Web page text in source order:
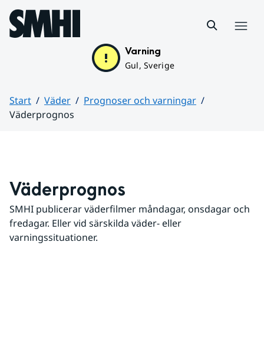
Hoppa till sidans innehåll
Varning
Gul, Sverige
Start Väder
Prognoser och varningar
Väderprognos
Väderprognos
SMHI publicerar väderfilmer måndagar, onsdagar och
fredagar. Eller vid särskilda väder- eller
varningssituationer.